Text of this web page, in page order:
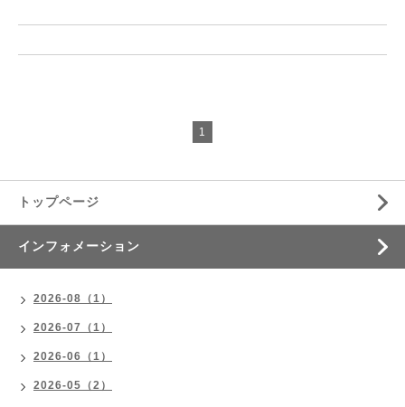
1
トップページ
インフォメーション
2026-08（1）
2026-07（1）
2026-06（1）
2026-05（2）